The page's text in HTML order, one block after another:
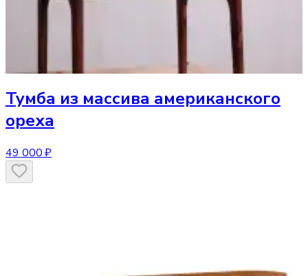
Тумба из массива американского
ореха
49 000 ₽